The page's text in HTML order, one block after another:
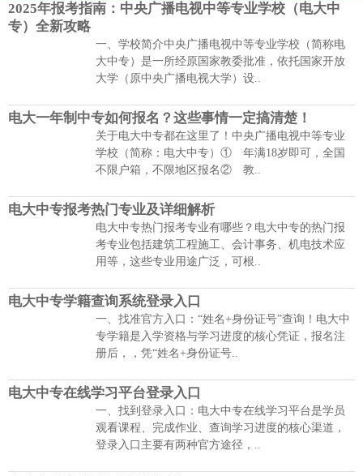
2025年报考指南：中央广播电视中等专业学校（电大中
专）全新攻略
一、学校简介中央广播电视中等专业学校（简称电
大中专）是一所经原国家教委批准，依托国家开放
大学（原中央广播电视大学）设..
电大一年制中专如何报名？这些事情一定搞清楚！
关于电大中专都在这里了！中央广播电视中等专业
学校（简称：电大中专）① 年满18岁即可，全国
不限户箱，不限地区报名② 教..
电大中专报考热门专业及详细解析
电大中专热门报考专业有哪些？电大中专的热门报
考专业包括建筑工程施工、会计事务、机电技术应
用等，这些专业用途广泛，可根..
电大中专学籍查询系统登录入口
一、找准官方入口：“姓名+身份证号”查询！电大中
专学籍是入学资格与学习进度的核心凭证，报名注
册后，，凭“姓名+身份证号..
电大中专在线学习平台登录入口
一、找到登录入口：电大中专在线学习平台是学员
观看课程、完成作业、查询学习进度的核心渠道，
登录入口主要有两种官方途径，..